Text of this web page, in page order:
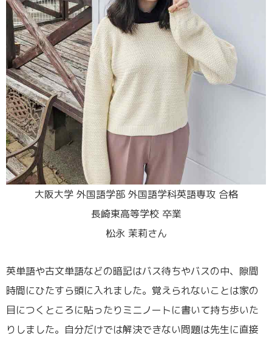
大阪大学 外国語学部 外国語学科英語専攻 合格
長崎東高等学校 卒業
松永 茉莉さん
英単語や古文単語などの暗記はバス待ちやバスの中、隙間
時間にひたすら頭に入れました。覚えられないことは家の
目につくところに貼ったりミニノートに書いて持ち歩いた
りしました。自分だけでは解決できない問題は先生に直接